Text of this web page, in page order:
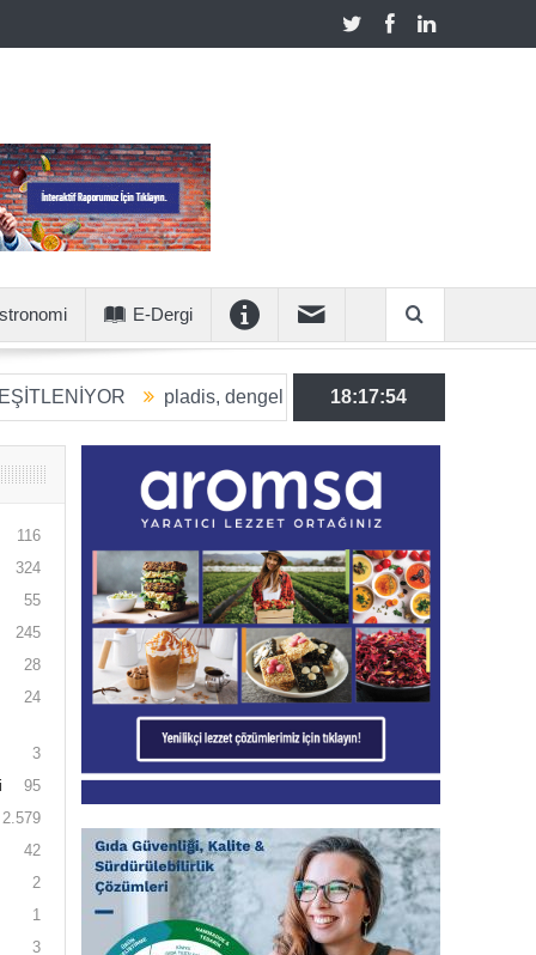
E-Dergi
pladis, dengeli beslenmeye katkı sunan ürün hacmini
18:17:55
116
324
55
245
28
24
3
95
2.579
42
2
1
3